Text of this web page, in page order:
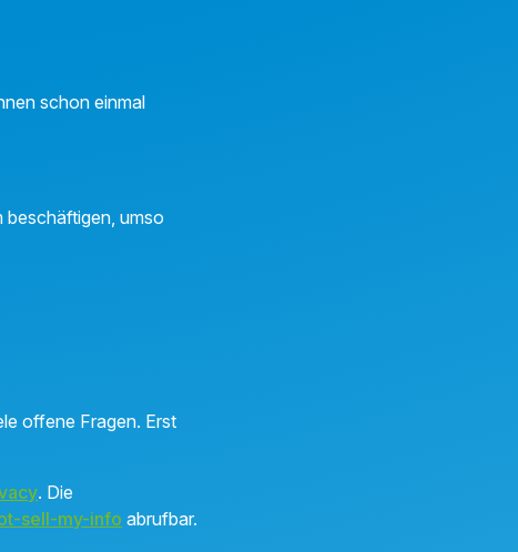
schon einmal
beschäftigen, umso
offene Fragen. Erst
. Die
sell-my-info abrufbar.